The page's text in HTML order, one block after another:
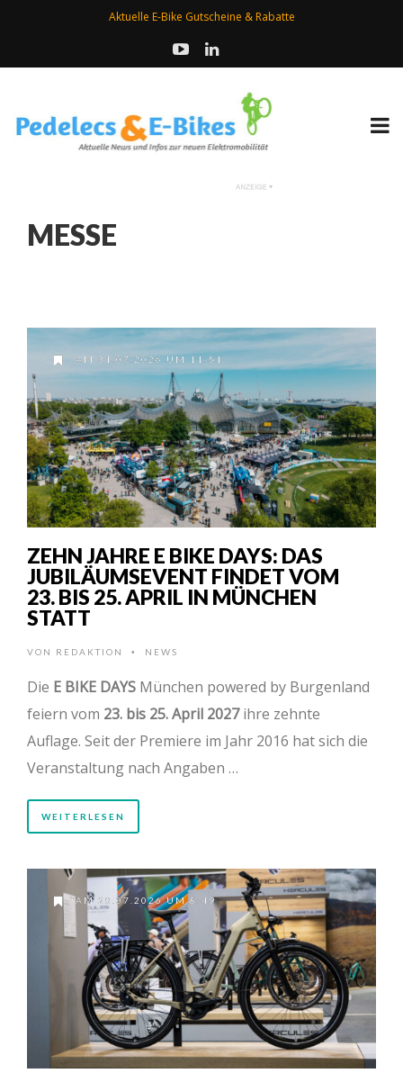
Aktuelle E-Bike Gutscheine & Rabatte
MESSE
AM 31.07.2026 UM 11:51
ZEHN JAHRE E BIKE DAYS: DAS
JUBILÄUMSEVENT FINDET VOM
23. BIS 25. APRIL IN MÜNCHEN
STATT
VON REDAKTION • NEWS
Die E BIKE DAYS München powered by Burgenland
feiern vom 23. bis 25. April 2027ihre zehnte
Auflage. Seit der Premiere im Jahr 2016 hat sich die
Veranstaltung nach Angaben …
WEITERLESEN
AM 28.07.2026 UM 8:49